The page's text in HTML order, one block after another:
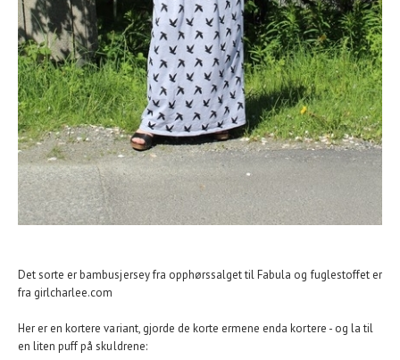
Det sorte er bambusjersey fra opphørssalget til Fabula og fuglestoffet er
fra girlcharlee.com
Her er en kortere variant, gjorde de korte ermene enda kortere - og la til
en liten puff på skuldrene: